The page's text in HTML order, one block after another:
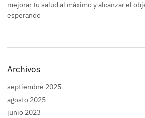
mejorar tu salud al máximo y alcanzar el
esperando
Archivos
septiembre 2025
agosto 2025
junio 2023